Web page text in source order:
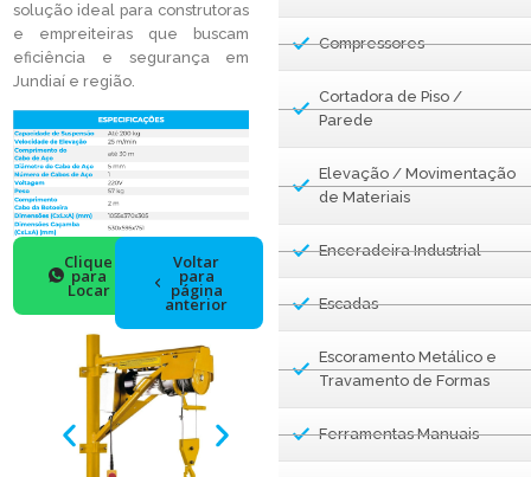
Compressores
Cortadora de Piso /
Parede
Elevação / Movimentação
de Materiais
Enceradeira Industrial
Escadas
Escoramento Metálico e
Travamento de Formas
Ferramentas Manuais
solução ideal para construtoras
e empreiteiras que buscam
eficiência e segurança em
Jundiaí e região.
Clique
para
Locar
Voltar
para
página
anterior